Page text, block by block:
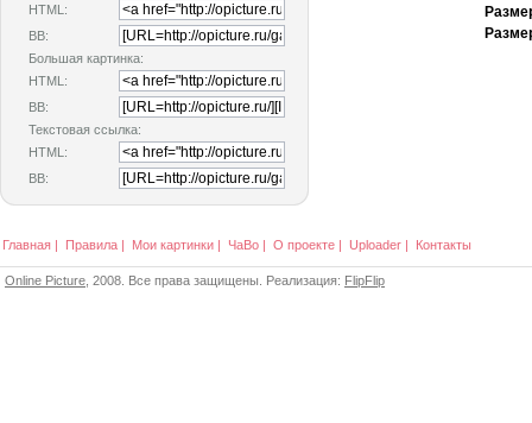
HTML:
BB:
Большая картинка:
HTML:
BB:
Текстовая ссылка:
HTML:
BB:
Главная | Правила | Мои картинки | ЧаВо | О проекте | Uploader | Контакты
Online Picture , 2008. Все права защищены. Реализация: FlipFlip